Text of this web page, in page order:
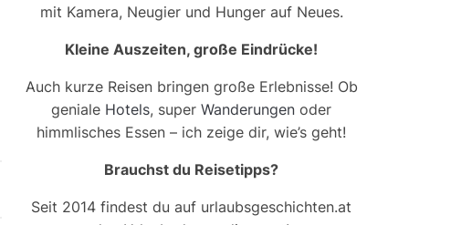
mit Kamera, Neugier und Hunger auf Neues.
Kleine Auszeiten, große Eindrücke!
Auch kurze Reisen bringen große Erlebnisse! Ob
geniale Hotels, super Wanderungen oder
himmlisches Essen – ich zeige dir, wie’s geht!
Brauchst du Reisetipps?
Seit 2014 findest du auf urlaubsgeschichten.at